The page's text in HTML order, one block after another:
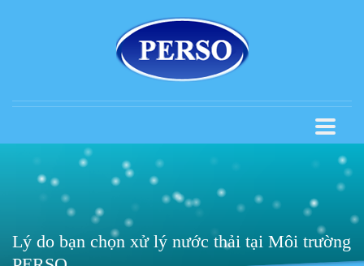
Lý do bạn chọn xử lý nước thải tại Môi trường